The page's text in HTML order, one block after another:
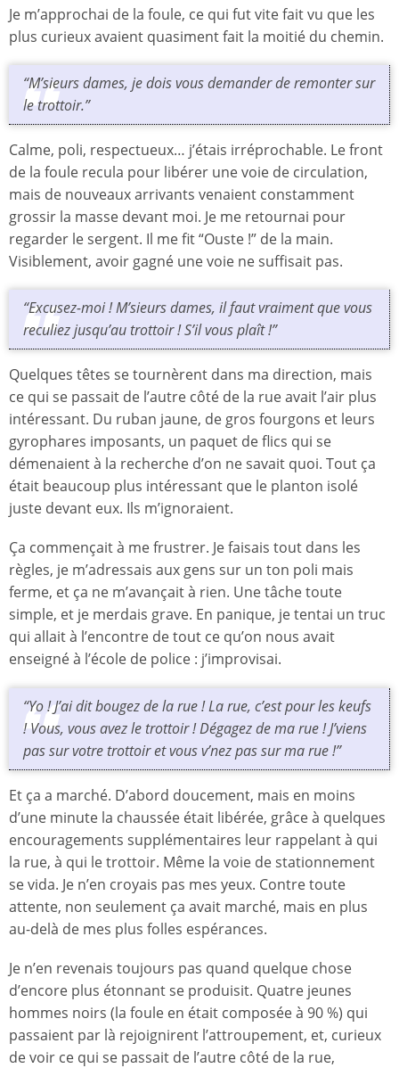
Je m’approchai de la foule, ce qui fut vite fait vu que les
plus curieux avaient quasiment fait la moitié du chemin.
“M’sieurs dames, je dois vous demander de remonter sur
le trottoir.”
Calme, poli, respectueux… j’étais irréprochable. Le front
de la foule recula pour libérer une voie de circulation,
mais de nouveaux arrivants venaient constamment
grossir la masse devant moi. Je me retournai pour
regarder le sergent. Il me fit “Ouste !” de la main.
Visiblement, avoir gagné une voie ne suffisait pas.
“Excusez-moi ! M’sieurs dames, il faut vraiment que vous
reculiez jusqu’au trottoir ! S’il vous plaît !”
Quelques têtes se tournèrent dans ma direction, mais
ce qui se passait de l’autre côté de la rue avait l’air plus
intéressant. Du ruban jaune, de gros fourgons et leurs
gyrophares imposants, un paquet de flics qui se
démenaient à la recherche d’on ne savait quoi. Tout ça
était beaucoup plus intéressant que le planton isolé
juste devant eux. Ils m’ignoraient.
Ça commençait à me frustrer. Je faisais tout dans les
règles, je m’adressais aux gens sur un ton poli mais
ferme, et ça ne m’avançait à rien. Une tâche toute
simple, et je merdais grave. En panique, je tentai un truc
qui allait à l’encontre de tout ce qu’on nous avait
enseigné à l’école de police : j’improvisai.
“Yo ! J’ai dit bougez de la rue ! La rue, c’est pour les keufs
! Vous, vous avez le trottoir ! Dégagez de ma rue ! J’viens
pas sur votre trottoir et vous v’nez pas sur ma rue !”
Et ça a marché. D’abord doucement, mais en moins
d’une minute la chaussée était libérée, grâce à quelques
encouragements supplémentaires leur rappelant à qui
la rue, à qui le trottoir. Même la voie de stationnement
se vida. Je n’en croyais pas mes yeux. Contre toute
attente, non seulement ça avait marché, mais en plus
au-delà de mes plus folles espérances.
Je n’en revenais toujours pas quand quelque chose
d’encore plus étonnant se produisit. Quatre jeunes
hommes noirs (la foule en était composée à 90 %) qui
passaient par là rejoignirent l’attroupement, et, curieux
de voir ce qui se passait de l’autre côté de la rue,